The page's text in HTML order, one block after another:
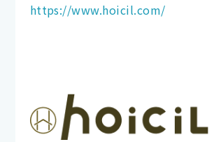
https://www.hoicil.com/